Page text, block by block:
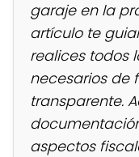
garaje en la
artículo te
realices todos
necesarios de
transparente.
aspectos